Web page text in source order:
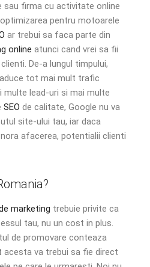
sau firma cu activitate online
pentru motoarele
ar trebui sa faca parte din
online atunci cand vrei sa fii
De-a lungul timpului,
tot mai mult trafic
multe lead-uri si mai multe
SEO de calitate, Google nu va
site-ului tau, iar daca
afacerea, potentialii clienti
marketing trebuie privite ca
tau, nu un cost in plus.
de promovare conteaza
va trebui sa fie direct